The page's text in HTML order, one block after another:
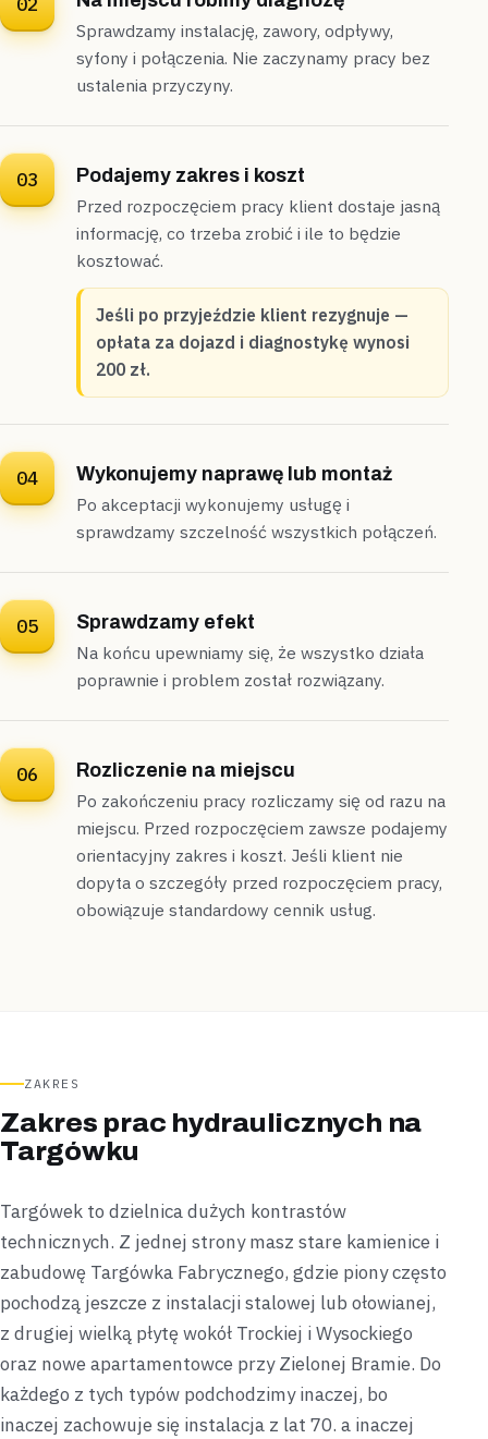
Klembów bliźniak
„Tuż przed kąpielą dzieci podgrzewacz nagle
Przyjechaliśmy jeszcze tego samego wieczoru i
podłączyliśmy nowy bojler z naczyniem przeponowym —
ciepła woda wróciła przed nocą.
Podłączone Wieczorny wyjazd
„Bez przerwy pracująca pompa hydroforowa
zaczęła zostawiać kałużę pod sobą.”
Odcięliśmy zawór przy hydroforze i uszczelniliśmy
pęknięte podejście do zbiornika —
opanowaliśmy, zanim zalało kotłownię.
Sprawdzamy instalację, zawory, odpływy,
syfony i połączenia. Nie zaczynamy pracy bez
ustalenia przyczyny.
03
Podajemy zakres i koszt
Przed rozpoczęciem pracy klient dostaje jasną
informację, co trzeba zrobić i ile to będzie
kosztować.
Jeśli po przyjeździe klient rezygnuje —
opłata za dojazd i diagnostykę wynosi
200 zł.
04
Wykonujemy naprawę lub montaż
Po akceptacji wykonujemy usługę i
sprawdzamy szczelność wszystkich połączeń.
05
Sprawdzamy efekt
Na końcu upewniamy się, że wszystko działa
poprawnie i problem został rozwiązany.
06
Rozliczenie na miejscu
Po zakończeniu pracy rozliczamy się od razu na
miejscu. Przed rozpoczęciem zawsze podajemy
orientacyjny zakres i koszt. Jeśli klient nie
dopyta o szczegóły przed rozpoczęciem pracy,
obowiązuje standardowy cennik usług.
ZAKRES
Zakres prac hydraulicznych na
Targówku
Targówek to dzielnica dużych kontrastów
technicznych. Z jednej strony masz stare kamienice i
zabudowę Targówka Fabrycznego, gdzie piony często
pochodzą jeszcze z instalacji stalowej lub ołowianej,
z drugiej wielką płytę wokół Trockiej i Wysockiego
oraz nowe apartamentowce przy Zielonej Bramie. Do
każdego z tych typów podchodzimy inaczej, bo
inaczej zachowuje się instalacja z lat 70. a inaczej